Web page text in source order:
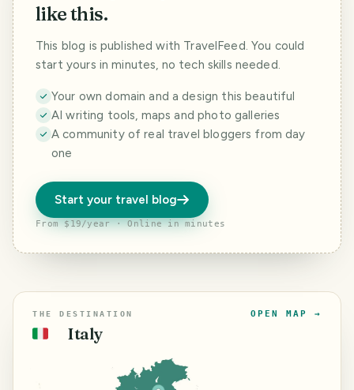
like this.
This blog is published with TravelFeed. You could
start yours in minutes, no tech skills needed.
Your own domain and a design this beautiful
AI writing tools, maps and photo galleries
A community of real travel bloggers from day
one
Start your travel blog
From $19/year · Online in minutes
THE DESTINATION
🇮🇹 Italy
OPEN MAP →